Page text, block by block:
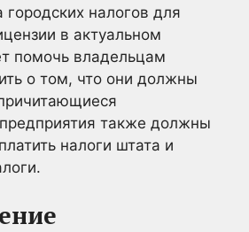
налогов для
в актуальном
помочь владельцам
о том, что они должны
также должны
налоги штата и